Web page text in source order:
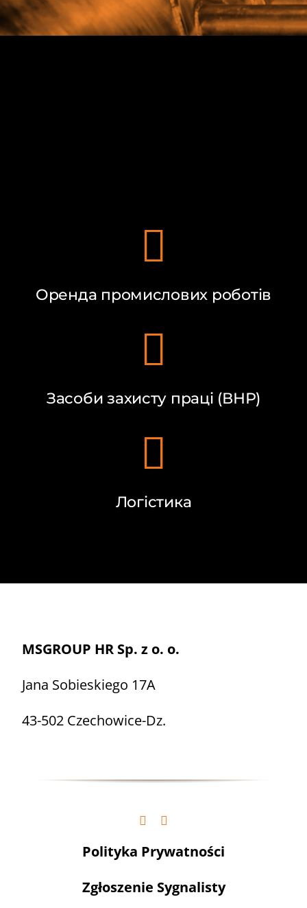
Оренда промислових роботів
Засоби захисту праці (ВНР)
Логістика
MSGROUP HR Sp. z o. o.
Jana Sobieskiego 17A
43-502 Czechowice-Dz.
Polityka Prywatności
Zgłoszenie Sygnalisty